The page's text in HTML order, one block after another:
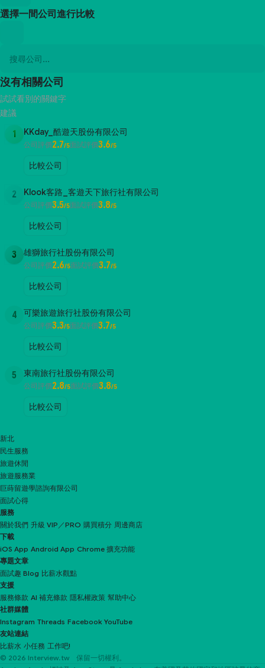
選擇一間公司進行比較
沒有相關公司
試試看別的關鍵字
建議
1 KKday_酷遊天股份有限公司
公司評價2.7/5面試評價3.6/5
比較公司
2 Klook客路_客遊天下旅行社有限公司
公司評價3.5/5面試評價3.8/5
比較公司
3 雄獅旅行社股份有限公司
公司評價2.6/5面試評價3.7/5
比較公司
4 可樂旅遊旅行社股份有限公司
公司評價3.3/5面試評價3.7/5
比較公司
5 東南旅行社股份有限公司
公司評價2.8/5面試評價3.8/5
比較公司
新北
民生服務
旅遊休閒
旅遊服務業
巨蒔留遊學諮詢有限公司
面試心得
服務
關於我們 升級 VIP／PRO 購買積分 周邊商店
下載
iOS App Android App Chrome 擴充功能
專題文章
面試趣 Blog 比薪水觀點
支援
服務條款 AI 補充條款 隱私權政策 幫助中心
社群媒體
Instagram Threads Facebook YouTube
友站連結
比薪水 小任務 工作吧!
© 2026 Interview.tw 保留一切權利。